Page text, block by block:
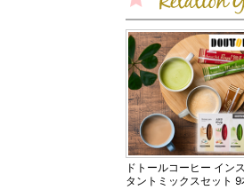
ドトールコーヒー イン
タントミックスセット 9